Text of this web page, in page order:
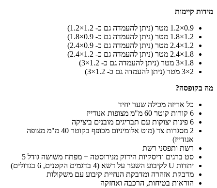
מידות קיימות
0.9×1.2 מטר (ניתן להעמדה גם כ- 1.2×1.2)
1.2×1.8 מטר (ניתן להעמדה גם כ- 0.9×1.8)
1.2×2.4 מטר (ניתן להעמדה גם כ- 0.9×2.4)
1.8×2.4 מטר (ניתן להעמדה גם כ- 1.2×2.4)
1.8×3 מטר (ניתן להעמדה גם כ- 1.2×3)
2×3 מטר (ניתן להעמדה גם כ- 1.2×3)
מה בקופסה?
כל אריזה מכילה שער יחיד
6 קורות קוטר 60 מ"מ מצופות אנודייז
6 פינות יצוקות עם תבריגים מובנים ביציקה
2 מסגרות צד (מוט אלומיניום מכופף בקוטר 40 מ"מ מצופה
אנודייז)
רשת ותפסני רשת
סט ברגים ודיסקיות הידוק מנירוסטה + מפתח משושה גודל 5
יתדות U לקיבוע השער על דשא (4 בדגמים הקטנים, 6 בגדולים)
מדבקת אזהרה ומדבקת הנחיית קיבוע עם משקולות
הוראות בטיחות, הרכבה ואחזקה